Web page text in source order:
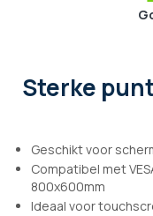
Sterke
Geschikt voor
Compatibel met
800x600mm
Ideaal voor